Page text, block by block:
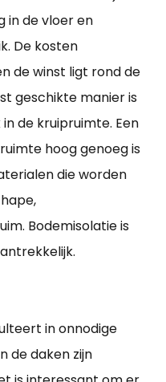
in de vloer en
De kosten
de winst ligt rond de
geschikte manier is
de kruipruimte. Een
hoog genoeg is
die worden
Bodemisolatie is
in onnodige
de daken zijn